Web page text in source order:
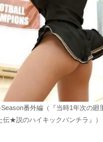
番外編（『当時1年次の廻
伝★説のハイキックパンチラ』）